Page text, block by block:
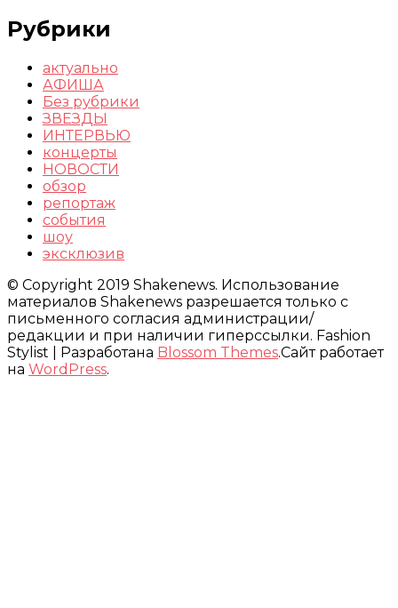
Рубрики
актуально
АФИША
Без рубрики
ЗВЕЗДЫ
ИНТЕРВЬЮ
концерты
НОВОСТИ
обзор
репортаж
события
шоу
эксклюзив
© Copyright 2019 Shakenews. Использование
материалов Shakenews разрешается только с
письменного согласия администрации/
редакции и при наличии гиперссылки. Fashion
Stylist | Разработана Blossom Themes.Сайт работает
на WordPress.